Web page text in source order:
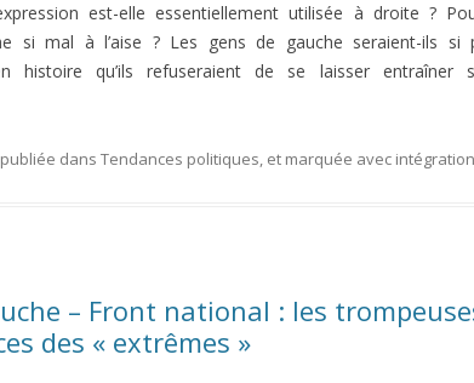
est-elle essentiellement utilisée à droite ?
si mal à l’aise ? Les gens de gauche seraient-ils si
histoire qu’ils refuseraient de se laisser
dans Tendances politiques, et marquée avec intégration
– Front national : les
des « extrêmes »